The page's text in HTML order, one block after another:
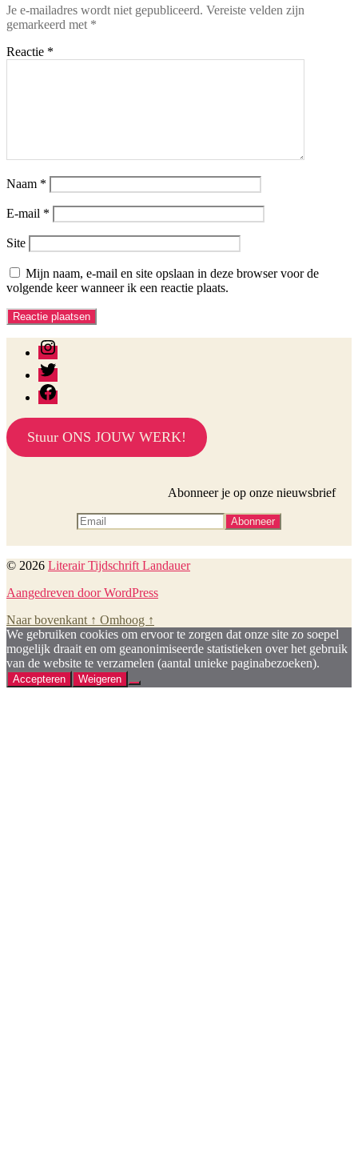
Je e-mailadres wordt niet gepubliceerd. Vereiste velden zijn
gemarkeerd met *
Reactie *
Naam *
E-mail *
Site
Mijn naam, e-mail en site opslaan in deze browser voor de
volgende keer wanneer ik een reactie plaats.
instagram
twitter
facebook
Stuur ONS JOUW WERK!
Abonneer je op onze nieuwsbrief
© 2026 Literair Tijdschrift Landauer
Aangedreven door WordPress
Naar bovenkant ↑ Omhoog ↑
We gebruiken cookies om ervoor te zorgen dat onze site zo soepel
mogelijk draait en om geanonimiseerde statistieken over het gebruik
van de website te verzamelen (aantal unieke paginabezoeken).
Accepteren Weigeren